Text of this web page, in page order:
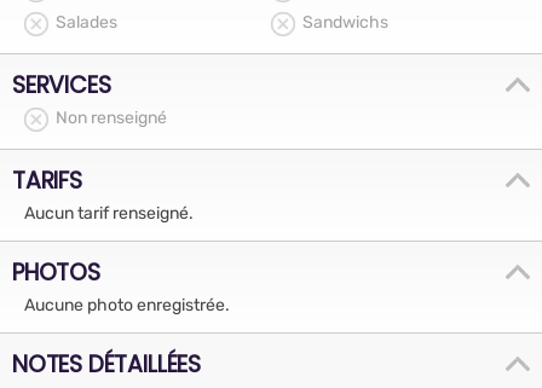
Salades
Sandwichs
SERVICES
Non renseigné
TARIFS
Aucun tarif renseigné.
PHOTOS
Aucune photo enregistrée.
NOTES DÉTAILLÉES